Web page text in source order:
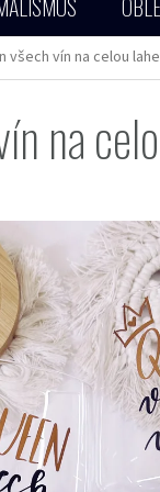
všech vín na celou
na